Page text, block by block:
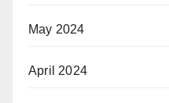
May 2024
April 2024